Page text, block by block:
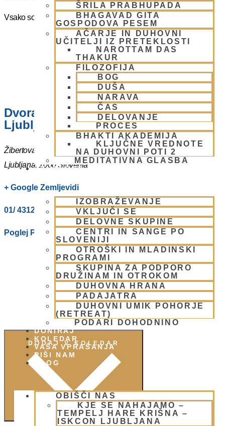
ŠRILA PRABHUPADA
BHAGAVAD GITA
GOSPODOVA PESEM
AČARJE IN DUHOVNI
UČITELJI IZ PRETEKLOSTI
NAROTTAM DAS
THAKUR
FILOZOFIJA
BOG
DUŠA
NARAVA
ČAS
DELOVANJE
PROCES
BHAKTI AKADEMIJA
KLJUČNE VREDNOTE
NA DUHOVNI POTI 2
MEDITATIVNA GLASBA
SKUPNOST
IZOBRAŽEVANJE
VKLJUČI SE
DELOVNE SKUPINE
CENTRI IN SANGE PO
SLOVENIJI
OTROŠKI IN MLADINSKI
PROGRAMI
SKUPINA ZA PODPORO
DRUŽINAM IN OTROKOM
DUHOVNA HRANA
PADAJATRA
DUHOVNI UMIK POHORJE
(RETREAT)
PODARI DOHODNINO
DONIRAJ
KOLEDAR
VAŠA VPRAŠANJA
PIŠI NAM
BLOG
OBIŠČI NAS
KJE SE NAHAJAMO –
TEMPELJ HARE KRIŠNA –
ISKCON LJUBLJANA
Vsako soboto ob 16.00 do 17:00
Dvorana – Center Hare Krišna v
Ljubljani
Žibertova 27
Ljubljana, 1000 Slovenia
+ Google Zemljevidi
01/ 4312319
Poglej Prizorišče spletno stran